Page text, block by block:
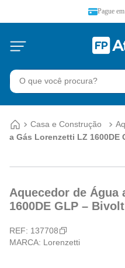
Pague
O que você procura?
Casa e Construção
a Gás Lorenzetti LZ 1600DE
Aquecedor de Água
1600DE GLP – Bivolt
REF: 137708
MARCA: Lorenzetti